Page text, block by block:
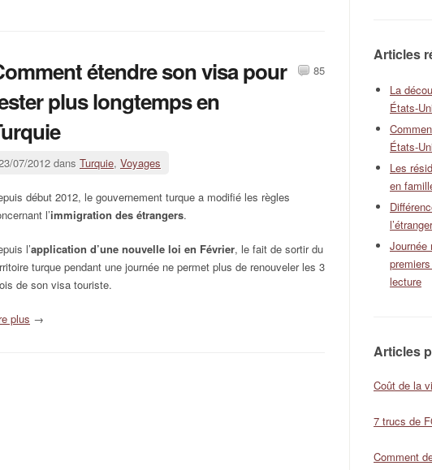
étendre son visa pour
plus longtemps en
07/2012 dans Turquie, Voyages
début 2012, le gouvernement turque a modifié les règles
l’immigration des étrangers.
l’application d’une nouvelle loi en Février, le fait de sortir du
turque pendant une journée ne permet plus de renouveler les 3
de son visa touriste.
plus →
85
Articles
La
États-
États-
Les
en
Journée
lecture
Articles
Coût de la
7 trucs de
Comment